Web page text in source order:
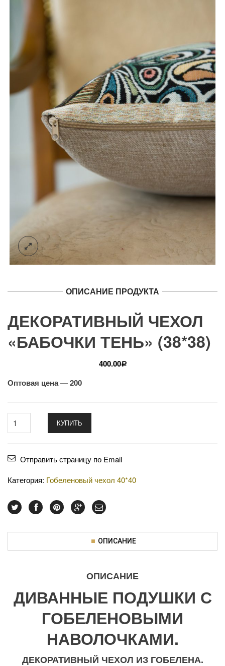
ОПИСАНИЕ ПРОДУКТА
ДЕКОРАТИВНЫЙ ЧЕХОЛ
«БАБОЧКИ ТЕНЬ» (38*38)
400.00Р
Оптовая цена — 200
КУПИТЬ
Отправить страницу по Email
Категория: Гобеленовый чехол 40*40
ОПИСАНИЕ
ОПИСАНИЕ
ДИВАННЫЕ ПОДУШКИ С
ГОБЕЛЕНОВЫМИ
НАВОЛОЧКАМИ.
ДЕКОРАТИВНЫЙ ЧЕХОЛ ИЗ ГОБЕЛЕНА.